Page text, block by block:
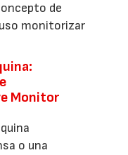
de
monitorizar
Monitor
o una